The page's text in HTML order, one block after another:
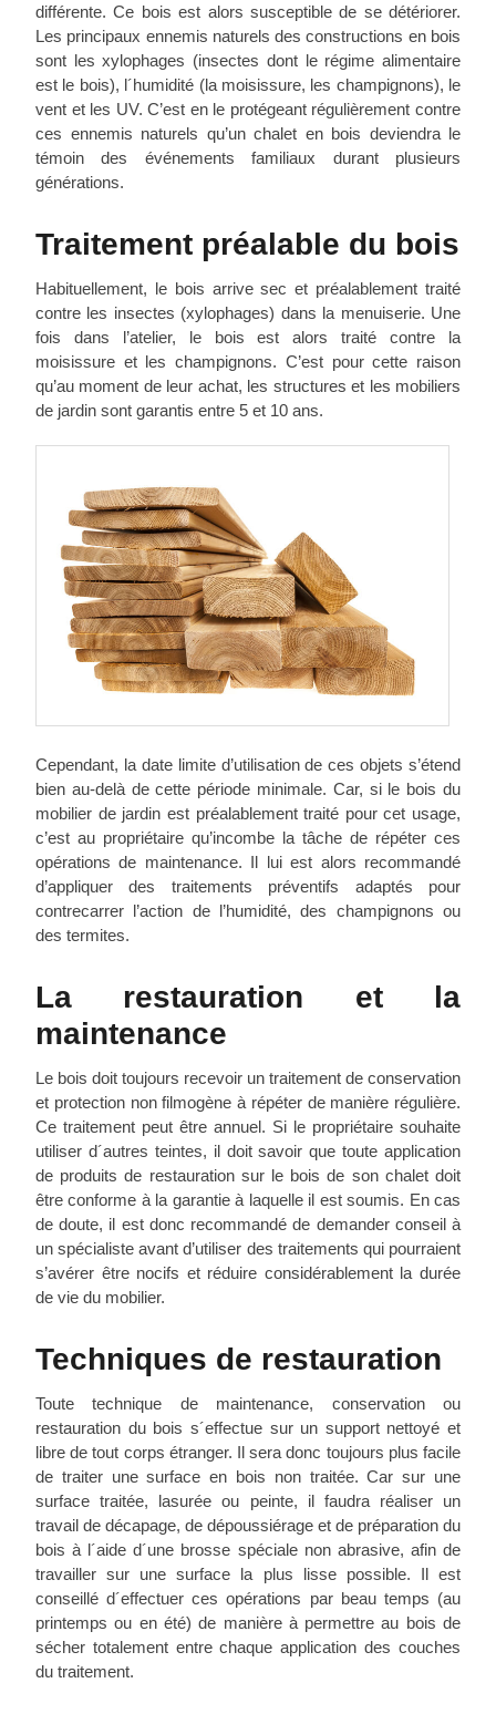
différente. Ce bois est alors susceptible de se détériorer.
Les principaux ennemis naturels des constructions en bois
sont les xylophages (insectes dont le régime alimentaire
est le bois), l´humidité (la moisissure, les champignons), le
vent et les UV. C’est en le protégeant régulièrement contre
ces ennemis naturels qu’un chalet en bois deviendra le
témoin des événements familiaux durant plusieurs
générations.
Traitement préalable du bois
Habituellement, le bois arrive sec et préalablement traité
contre les insectes (xylophages) dans la menuiserie. Une
fois dans l’atelier, le bois est alors traité contre la
moisissure et les champignons. C’est pour cette raison
qu’au moment de leur achat, les structures et les mobiliers
de jardin sont garantis entre 5 et 10 ans.
Cependant, la date limite d’utilisation de ces objets s’étend
bien au-delà de cette période minimale. Car, si le bois du
mobilier de jardin est préalablement traité pour cet usage,
c’est au propriétaire qu’incombe la tâche de répéter ces
opérations de maintenance. Il lui est alors recommandé
d’appliquer des traitements préventifs adaptés pour
contrecarrer l’action de l’humidité, des champignons ou
des termites.
La restauration et la
maintenance
Le bois doit toujours recevoir un traitement de conservation
et protection non filmogène à répéter de manière régulière.
Ce traitement peut être annuel. Si le propriétaire souhaite
utiliser d´autres teintes, il doit savoir que toute application
de produits de restauration sur le bois de son chalet doit
être conforme à la garantie à laquelle il est soumis. En cas
de doute, il est donc recommandé de demander conseil à
un spécialiste avant d’utiliser des traitements qui pourraient
s’avérer être nocifs et réduire considérablement la durée
de vie du mobilier.
Techniques de restauration
Toute technique de maintenance, conservation ou
restauration du bois s´effectue sur un support nettoyé et
libre de tout corps étranger. Il sera donc toujours plus facile
de traiter une surface en bois non traitée. Car sur une
surface traitée, lasurée ou peinte, il faudra réaliser un
travail de décapage, de dépoussiérage et de préparation du
bois à l´aide d´une brosse spéciale non abrasive, afin de
travailler sur une surface la plus lisse possible. Il est
conseillé d´effectuer ces opérations par beau temps (au
printemps ou en été) de manière à permettre au bois de
sécher totalement entre chaque application des couches
du traitement.